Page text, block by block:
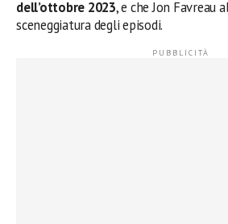
dell’ottobre 2023, e che Jon Favreau
sceneggiatura degli episodi.